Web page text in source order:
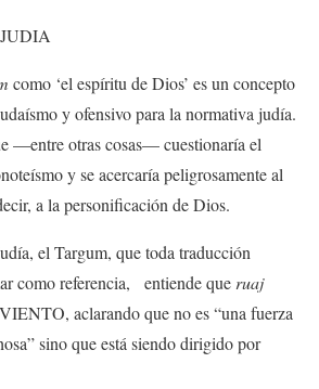
como ‘el espíritu de Dios’ es un concepto
y ofensivo para la normativa judía.
—entre otras cosas— cuestionaría el
y se acercaría peligrosamente al
a la personificación de Dios.
el Targum, que toda traducción
como referencia,
entiende que ruaj
aclarando que no es “una fuerza
sino que está siendo dirigido por